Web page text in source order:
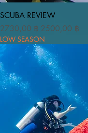
SCUBA REVIEW
Prezzo regolare
2730,00 ฿ Prezzo scontato
2500,00 ฿
LOW SEASON